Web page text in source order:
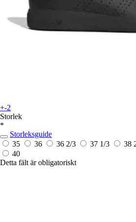
+-2
Storlek
*
Storleksguide
35
36 36 2/3 37 1/3 38
40
Detta fält är obligatoriskt